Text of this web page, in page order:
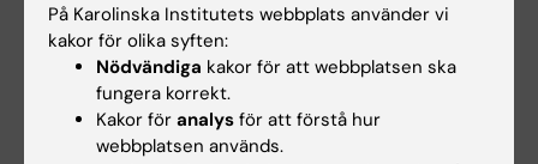
Forskningsområden:
Cell- och molekylärbiologi
Endokrinologi och diabetes
På Karolinska Institutets webbplats använder vi
kakor för olika syften:
Nödvändiga kakor för att webbplatsen ska
fungera korrekt.
Kakor för analys för att förstå hur
webbplatsen används.